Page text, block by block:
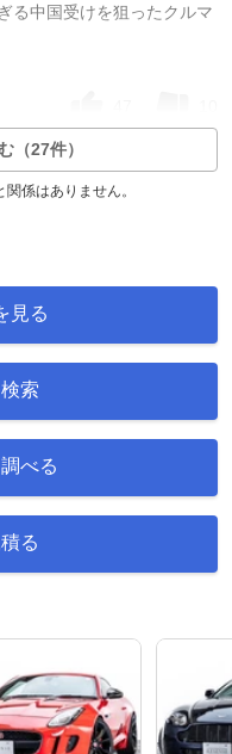
る中国受けを狙ったクルマ
（27件）
係はありません。
見る
索
べる
る